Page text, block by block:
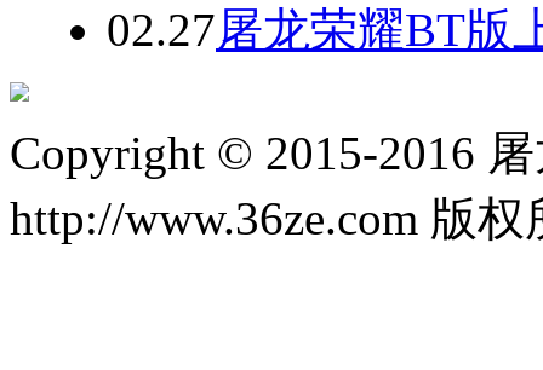
02.27屠龙荣耀BT版
Copyright © 2015-2016
http://www.36ze.com 版权